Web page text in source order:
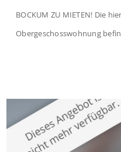
BOCKUM ZU MIETEN! Die
Obergeschosswohnung
großzügige Räume und
modernen Wohnkomfort mit
verbindet. Der […]